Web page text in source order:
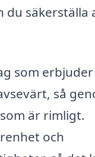
du säkerställa
som erbjuder
så
är rimligt.
och